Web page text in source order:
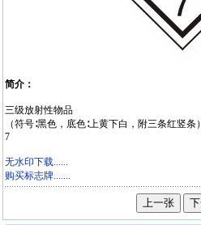
简介：
三级放射性物品
（符号∶黑色，底色∶上黄下白，附三条红竖条）
7
无水印下载......
购买标志牌.......